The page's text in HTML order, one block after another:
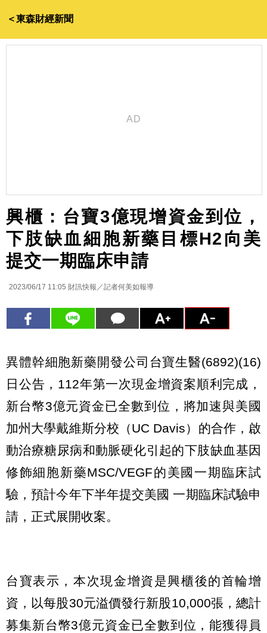
＜東森財經新聞
興櫃：台寶3億現增資金到位，
下肢缺血細胞新藥目標H2向美
提交一期臨床申請
2023/06/17 11:05 財訊快報／記者何美如報導
異體幹細胞新藥開發公司台寶生醫(6892)(16)
日公告，112年第一次現金增資案順利完成，
新台幣3億元資金已全數到位，將加速與美國
加州大學戴維斯分校（UC Davis）的合作，啟
動治療糖尿病和動脈硬化引起的下肢缺血基因
修飾細胞新藥MSC/VEGF的美國一期臨床試
驗，預計今年下半年提交美國 一期臨床試驗申
請，正式展開收案。
台寶表示，本次現金增資是興櫃後的首輪增
資，以每股30元溢價發行新股10,000張，總計
募集新台幣3億元資金已全數到位，能獲得員